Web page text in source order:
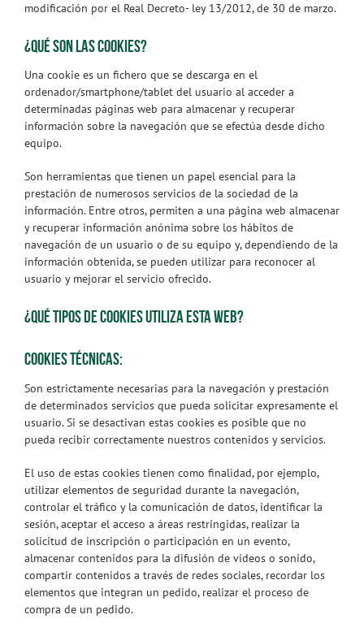
modificación por el Real Decreto- ley 13/2012, de 30 de marzo.
¿QUÉ SON LAS COOKIES?
Una cookie es un fichero que se descarga en el
ordenador/smartphone/tablet del usuario al acceder a
determinadas páginas web para almacenar y recuperar
información sobre la navegación que se efectúa desde dicho
equipo.
Son herramientas que tienen un papel esencial para la
prestación de numerosos servicios de la sociedad de la
información. Entre otros, permiten a una página web almacenar
y recuperar información anónima sobre los hábitos de
navegación de un usuario o de su equipo y, dependiendo de la
información obtenida, se pueden utilizar para reconocer al
usuario y mejorar el servicio ofrecido.
¿QUÉ TIPOS DE COOKIES UTILIZA ESTA WEB?
COOKIES TÉCNICAS:
Son estrictamente necesarias para la navegación y prestación
de determinados servicios que pueda solicitar expresamente el
usuario. Si se desactivan estas cookies es posible que no
pueda recibir correctamente nuestros contenidos y servicios.
El uso de estas cookies tienen como finalidad, por ejemplo,
utilizar elementos de seguridad durante la navegación,
controlar el tráfico y la comunicación de datos, identificar la
sesión, aceptar el acceso a áreas restringidas, realizar la
solicitud de inscripción o participación en un evento,
almacenar contenidos para la difusión de videos o sonido,
compartir contenidos a través de redes sociales, recordar los
elementos que integran un pedido, realizar el proceso de
compra de un pedido.